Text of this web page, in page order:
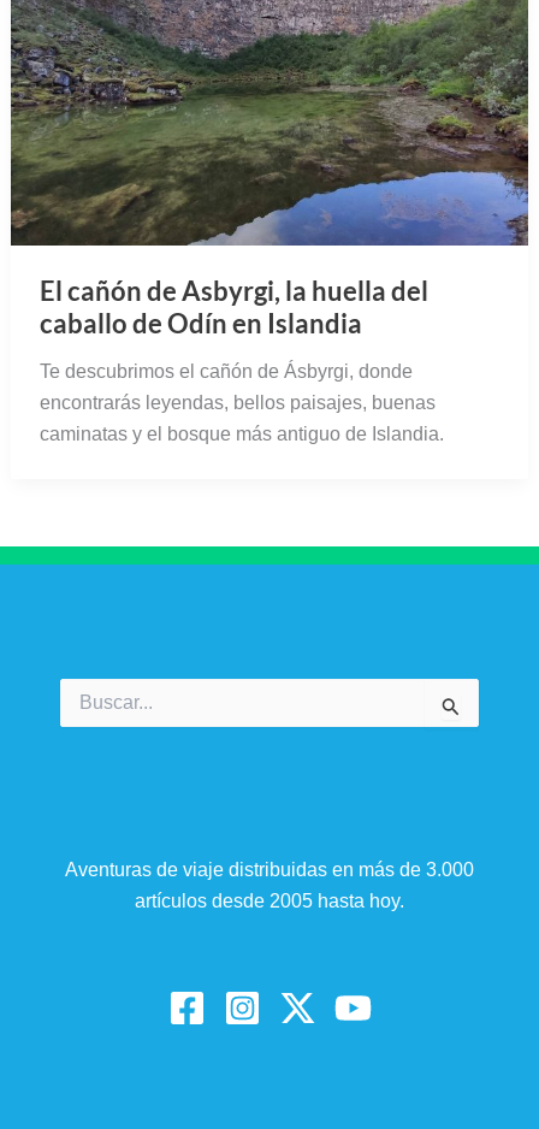
El cañón de Asbyrgi, la huella del
caballo de Odín en Islandia
Te descubrimos el cañón de Ásbyrgi, donde
encontrarás leyendas, bellos paisajes, buenas
caminatas y el bosque más antiguo de Islandia.
Buscar
por:
Aventuras de viaje distribuidas en más de 3.000
artículos desde 2005 hasta hoy.